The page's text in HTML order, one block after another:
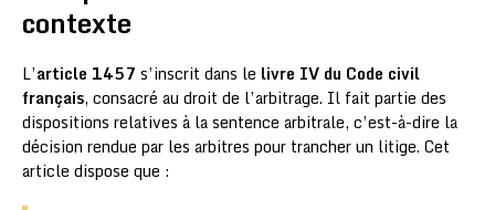
contexte
L’article 1457 s’inscrit dans le livre IV du Code civil
français, consacré au droit de l’arbitrage. Il fait partie des
dispositions relatives à la sentence arbitrale, c’est-à-dire la
décision rendue par les arbitres pour trancher un litige. Cet
article dispose que :